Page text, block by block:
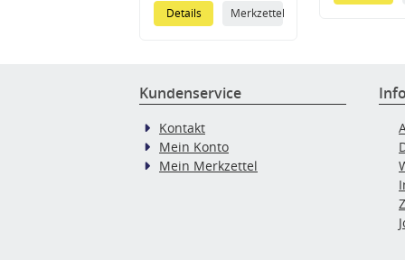
Details Merkzettel
Kundenservice
Kontakt
Mein Konto
Mein Merkzettel